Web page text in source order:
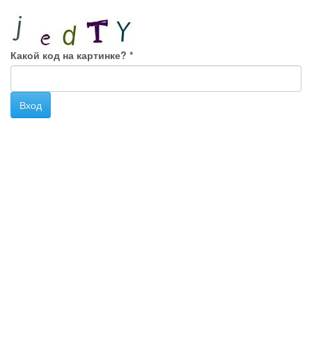
Какой код на картинке? *
Вход